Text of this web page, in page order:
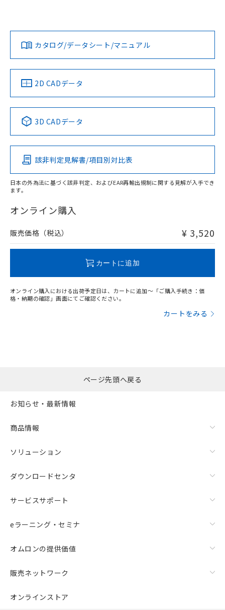
ダウンロードデータをご利用いただく前に、以下を必ずお読
みください。
ソフトウェアの使用条件
対応済み
中国 RoHS 注意事項・凡例
Pb Hg Cd Cr(VI)
O
在庫等で未対応品が混在する可能性があります。
問い合わせください。
カタログ/データシート/マニュアル
2D CADデータ
3D CADデータ
該非判定見解書/項目別対比表
日本の外為法に基づく該非判定、およびEAR再輸出規制に関する見解が入手でき
ます。
オンライン購入
販売価格（税込） ¥ 3,520
カートに追加
オンライン購入における出荷予定日は、カートに追加～「ご購入手続き：価
格・納期の確認」画面にてご確認ください。
カートをみる
ページ先頭へ戻る
お知らせ・最新情報
商品情報
ソリューション
ダウンロードセンタ
サービスサポート
eラーニング・セミナ
オムロンの提供価値
販売ネットワーク
オンラインストア